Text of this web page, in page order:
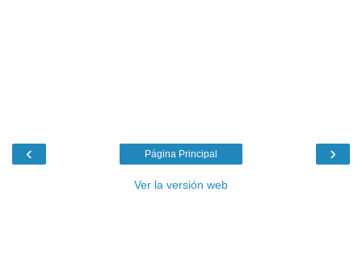
‹ ›
Página Principal
Ver la versión web